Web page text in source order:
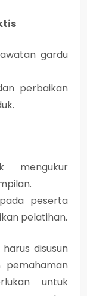
gardu
perbaikan
mengukur
peserta
pelatihan.
disusun
pemahaman
untuk